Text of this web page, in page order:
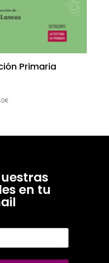
Primaria
€
en tu